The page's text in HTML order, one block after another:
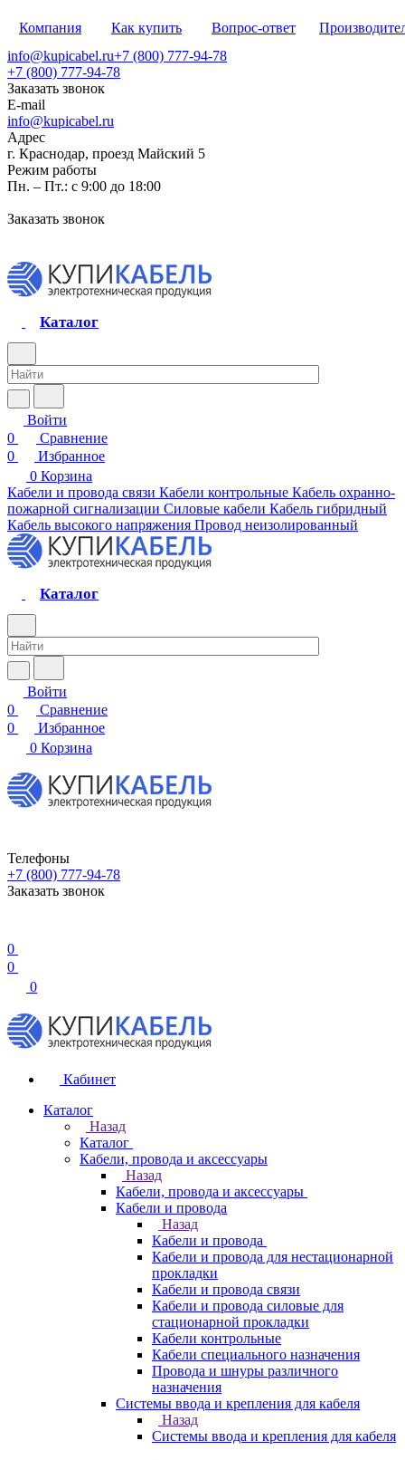
Компания Как купить Вопрос-ответ
info@kupicabel.ru+7 (800) 777-94-78
+7 (800) 777-94-78
Заказать звонок
E-mail
info@kupicabel.ru
Адрес
г. Краснодар, проезд Майский 5
Режим работы
Пн. – Пт.: с 9:00 до 18:00
Заказать звонок
Каталог
Войти
0
Сравнение
0
Избранное
0 Корзина
Кабели и провода связи Кабели контрольные Кабель охранно-
пожарной сигнализации Силовые кабели Кабель гибридный
Кабель высокого напряжения Провод неизолированный
Каталог
Войти
0
Сравнение
0
Избранное
0 Корзина
Телефоны
+7 (800) 777-94-78
Заказать звонок
0
0
0
Кабинет
Каталог
Назад
Каталог
Кабели, провода и аксессуары
Назад
Кабели, провода и аксессуары
Кабели и провода
Назад
Кабели и провода
Кабели и провода для нестационарной
прокладки
Кабели и провода связи
Кабели и провода силовые для
стационарной прокладки
Кабели контрольные
Кабели специального назначения
Провода и шнуры различного
назначения
Системы ввода и крепления для кабеля
Назад
Системы ввода и крепления для кабеля